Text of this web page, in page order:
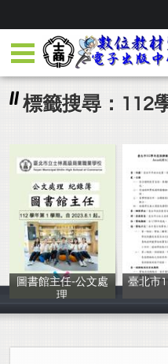
標籤搜尋：112
圖書館主任-公文處
理
鍾允中等
臺北市
臺北